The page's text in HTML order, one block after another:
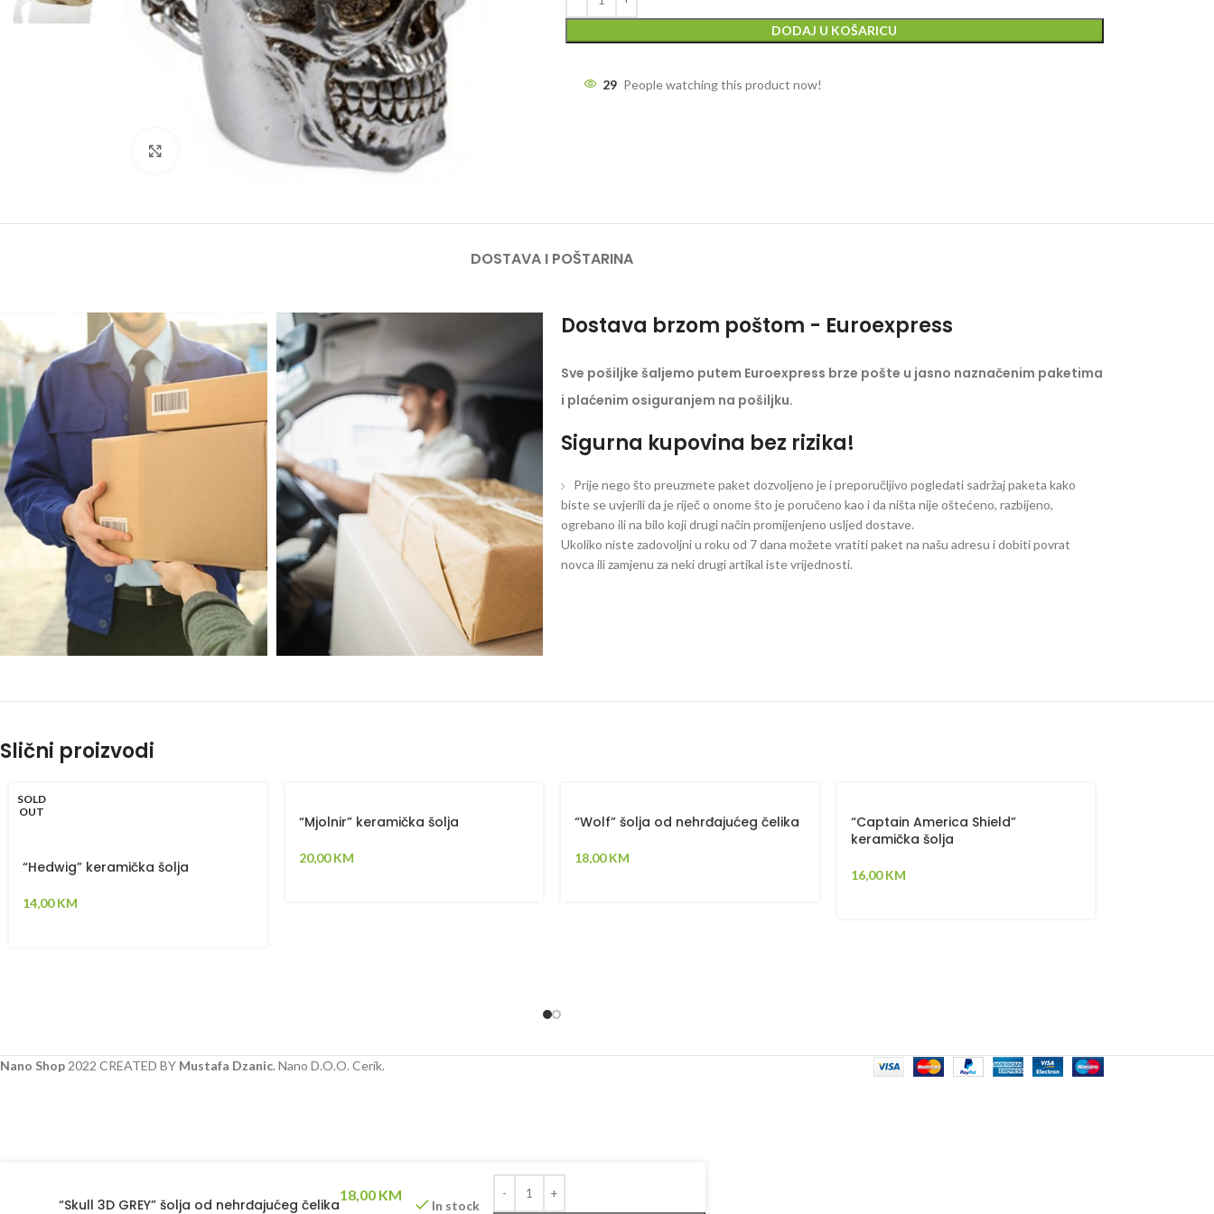
Click to enlarge
DODAJ U KOŠARICU
29 People watching this product now!
DOSTAVA I POŠTARINA
Dostava brzom poštom - Euroexpress
Sve pošiljke šaljemo putem Euroexpress brze pošte u jasno naznačenim paketima
i plaćenim osiguranjem na pošiljku.
Sigurna kupovina bez rizika!
Prije nego što preuzmete paket dozvoljeno je i preporučljivo pogledati sadržaj paketa kako
biste se uvjerili da je riječ o onome što je poručeno kao i da ništa nije oštećeno, razbijeno,
ogrebano ili na bilo koji drugi način promijenjeno usljed dostave.
Ukoliko niste zadovoljni u roku od 7 dana možete vratiti paket na našu adresu i dobiti povrat
novca ili zamjenu za neki drugi artikal iste vrijednosti.
Slični proizvodi
SOLD
OUT
“Hedwig” keramička šolja
14,00KM
“Mjolnir” keramička šolja
20,00KM
“Wolf” šolja od nehrđajućeg čelika
18,00KM
“Captain America Shield”
keramička šolja
16,00KM
Nano Shop 2022 CREATED BY Mustafa Dzanic. Nano D.O.O. Cerik.
“Skull 3D GREY” šolja od nehrđajućeg čelika
18,00 KM
In stock